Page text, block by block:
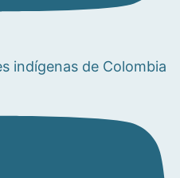
indígenas de Colombia